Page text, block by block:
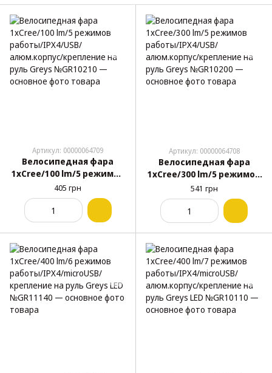
Артикул: 00000064709
Велосипедная фара
1xCree/100 lm/5 режимов
работы/IPX4/USB/
алюм.корпус/крепление
на руль Greys №GR10210
405 грн
Артикул: 00000064708
Велосипедная фара
1xCree/300 lm/5 режимов
работы/IPX4/USB/
алюм.корпус/крепление
на руль Greys №GR10200
541 грн